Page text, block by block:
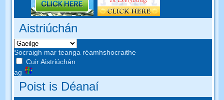
Aistriúchán
Socraigh mar teanga réamhshocraithe
Cuir Aistriúchán
ag
Poist is Déanaí